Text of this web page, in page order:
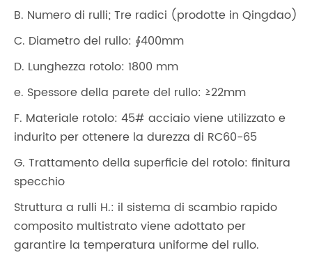
B. Numero di rulli; Tre radici (prodotte in Qingdao)
C. Diametro del rullo: ∮400mm
D. Lunghezza rotolo: 1800 mm
e. Spessore della parete del rullo: ≥22mm
F. Materiale rotolo: 45# acciaio viene utilizzato e
indurito per ottenere la durezza di RC60-65
G. Trattamento della superficie del rotolo: finitura
specchio
Struttura a rulli H.: il sistema di scambio rapido
composito multistrato viene adottato per
garantire la temperatura uniforme del rullo.